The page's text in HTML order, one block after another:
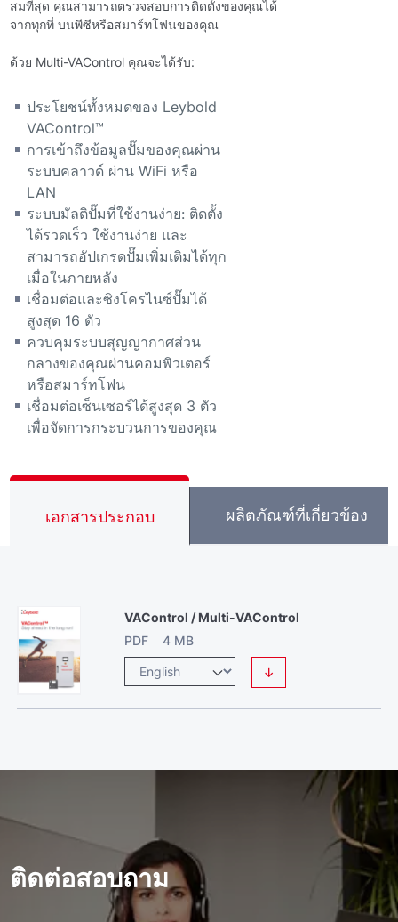
สมที่สุด คุณสามารถตรวจสอบการติดตั้งของคุณได้
จากทุกที่ บนพีซีหรือสมาร์ทโฟนของคุณ
ด้วย Multi-VAControl คุณจะได้รับ:
ประโยชน์ทั้งหมดของ Leybold
VAControl™
การเข้าถึงข้อมูลปั๊มของคุณผ่าน
ระบบคลาวด์ ผ่าน WiFi หรือ
LAN
ระบบมัลติปั๊มที่ใช้งานง่าย: ติดตั้ง
ได้รวดเร็ว ใช้งานง่าย และ
สามารถอัปเกรดปั๊มเพิ่มเติมได้ทุก
เมื่อในภายหลัง
เชื่อมต่อและซิงโครไนซ์ปั๊มได้
สูงสุด 16 ตัว
ควบคุมระบบสุญญากาศส่วน
กลางของคุณผ่านคอมพิวเตอร์
หรือสมาร์ทโฟน
เชื่อมต่อเซ็นเซอร์ได้สูงสุด 3 ตัว
เพื่อจัดการกระบวนการของคุณ
เอกสารประกอบ ผลิตภัณฑ์ที่เกี่ยวข้อง
VAControl / Multi-VAControl
PDF 4 MB
↓
ติดต่อสอบถาม